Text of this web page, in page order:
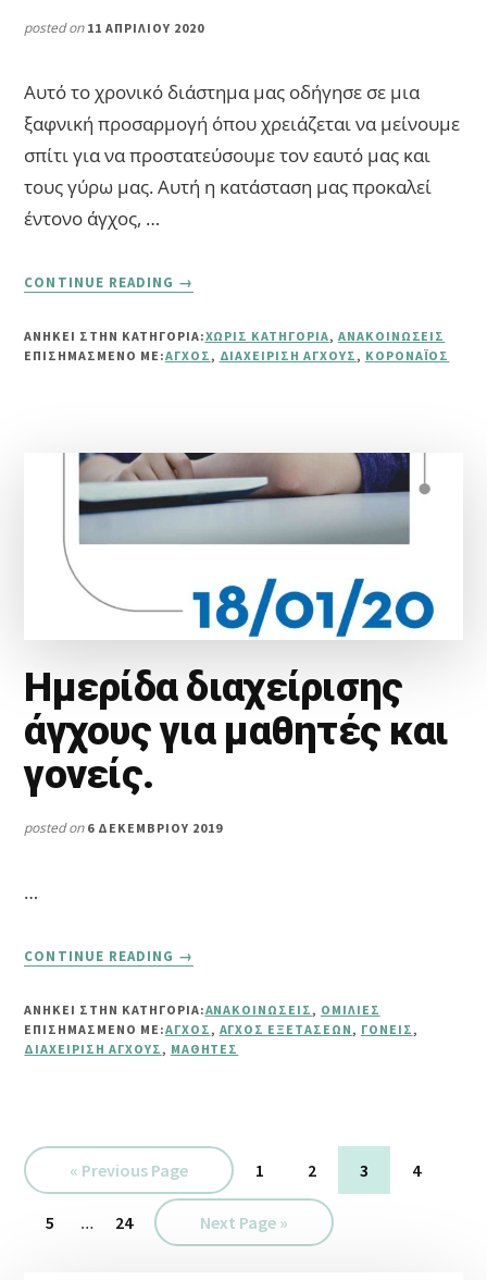
posted on 11 ΑΠΡΙΛΊΟΥ 2020
Αυτό το χρονικό διάστημα μας οδήγησε σε μια
ξαφνική προσαρμογή όπου χρειάζεται να μείνουμε
σπίτι για να προστατεύσουμε τον εαυτό μας και
τους γύρω μας. Αυτή η κατάσταση μας προκαλεί
έντονο άγχος, …
CONTINUE READING
“ΠΑΙΧΝΊΔΙ
7
→
ΑΝΗΚΕΙ ΣΤΗΝ ΚΑΤΗΓΟΡΙΑ:ΧΩΡΊΣ ΚΑΤΗΓΟΡΊΑ, ΑΝΑΚΟΙΝΏΣΕΙΣ
ΕΠΙΣΗΜΑΣΜΈΝΟ ΜΕ:ΆΓΧΟΣ, ΔΙΑΧΕΊΡΙΣΗ ΆΓΧΟΥΣ, ΚΟΡΟΝΑΪΌΣ
Ημερίδα διαχείρισης
άγχους για μαθητές και
γονείς.
posted on 6 ΔΕΚΕΜΒΡΊΟΥ 2019
…
CONTINUE READING
ΗΜΕΡΊΔΑ
ΆΓΧΟΥΣ
ΓΙΑ
→
ΑΝΗΚΕΙ ΣΤΗΝ ΚΑΤΗΓΟΡΙΑ:ΑΝΑΚΟΙΝΏΣΕΙΣ, ΟΜΙΛΊΕΣ
ΕΠΙΣΗΜΑΣΜΈΝΟ ΜΕ:ΆΓΧΟΣ, ΆΓΧΟΣ ΕΞΕΤΆΣΕΩΝ, ΓΟΝΕΊΣ,
ΔΙΑΧΕΊΡΙΣΗ ΆΓΧΟΥΣ, ΜΑΘΗΤΈΣ
« Go
to
Previous Page Σελίδα
1 Σελίδα
2 Σελίδα
3 Σελίδα
4
Σελίδα
5
Interim
… Σελίδα
24
Go
to
Next Page »